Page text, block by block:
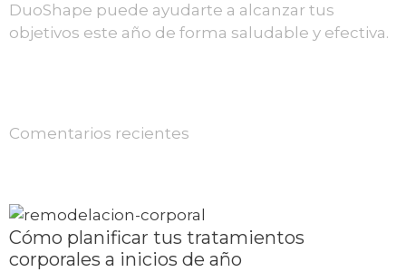
DuoShape puede ayudarte a alcanzar tus
objetivos este año de forma saludable y efectiva.
Comentarios recientes
Cómo planificar tus tratamientos
corporales a inicios de año